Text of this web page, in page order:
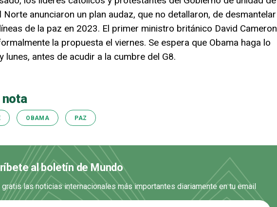
Norte anunciaron un plan audaz, que no detallaron, de desmantelar
de la paz en 2023. El primer ministro británico David Cameron
la propuesta el viernes. Se espera que Obama haga lo
lunes, antes de acudir a la cumbre del G8.
nota
OBAMA PAZ
al boletín de Mundo
gratis las noticias internacionales más importantes diariamente en tu email